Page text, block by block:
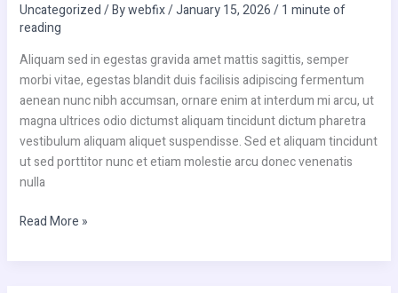
Uncategorized/ Bywebfix/January 15, 2026/1 minute of
reading
Aliquam sed in egestas gravida amet mattis sagittis, semper
morbi vitae, egestas blandit duis facilisis adipiscing fermentum
aenean nunc nibh accumsan, ornare enim at interdum mi arcu, ut
magna ultrices odio dictumst aliquam tincidunt dictum pharetra
vestibulum aliquam aliquet suspendisse. Sed et aliquam tincidunt
ut sed porttitor nunc et etiam molestie arcu donec venenatis
nulla
Read More »